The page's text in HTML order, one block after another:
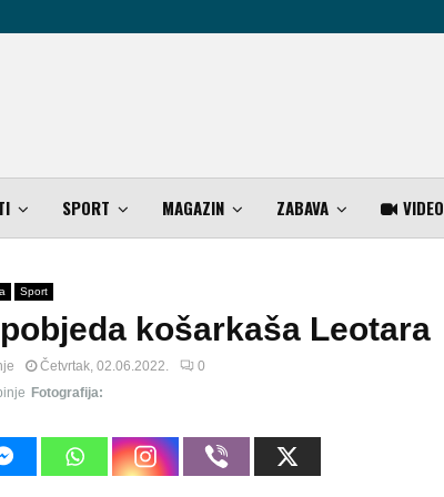
SPORT MAGAZIN ZABAVA VIDEO
Sport
košarkaša Leotara
Četvrtak, 02.06.2022.
0
Fotografija: